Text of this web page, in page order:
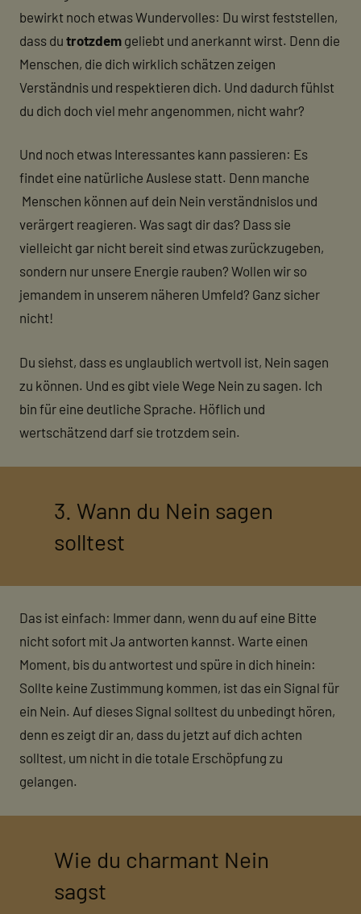
bewirkt noch etwas Wundervolles: Du wirst feststellen,
dass du trotzdem geliebt und anerkannt wirst. Denn die
Menschen, die dich wirklich schätzen zeigen
Verständnis und respektieren dich. Und dadurch fühlst
du dich doch viel mehr angenommen, nicht wahr?
Und noch etwas Interessantes kann passieren: Es
findet eine natürliche Auslese statt. Denn manche
Menschen können auf dein Nein verständnislos und
verärgert reagieren. Was sagt dir das? Dass sie
vielleicht gar nicht bereit sind etwas zurückzugeben,
sondern nur unsere Energie rauben? Wollen wir so
jemandem in unserem näheren Umfeld? Ganz sicher
nicht!
Du siehst, dass es unglaublich wertvoll ist, Nein sagen
zu können. Und es gibt viele Wege Nein zu sagen. Ich
bin für eine deutliche Sprache. Höflich und
wertschätzend darf sie trotzdem sein.
3. Wann du Nein sagen
solltest
Das ist einfach: Immer dann, wenn du auf eine Bitte
nicht sofort mit Ja antworten kannst. Warte einen
Moment, bis du antwortest und spüre in dich hinein:
Sollte keine Zustimmung kommen, ist das ein Signal für
ein Nein. Auf dieses Signal solltest du unbedingt hören,
denn es zeigt dir an, dass du jetzt auf dich achten
solltest, um nicht in die totale Erschöpfung zu
gelangen.
Wie du charmant Nein
sagst